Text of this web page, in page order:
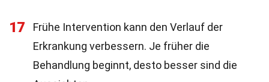
17
Frühe Intervention kann den Verlauf der
Erkrankung verbessern. Je früher die
Behandlung beginnt, desto besser sind die